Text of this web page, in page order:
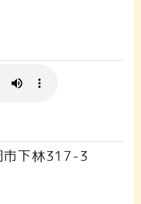
下林317-3